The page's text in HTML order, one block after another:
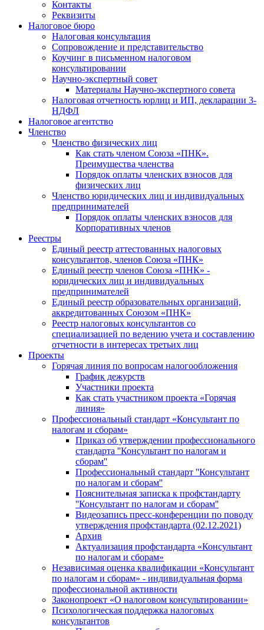
Контакты
Реквизиты
Налоговое бюро
Налоговая консультация
Cопровождение и представительство
Коучинг в письменном налоговом
консультировании
Научно-экспертный совет
Материалы Научно-экспертного совета
Налоговая отчетность юрлиц и ИП, декларации 3-
НДФЛ
Налоговое агентство
Членство
Членство физических лиц
Как стать членом Союза «ПНК».
Преимущества членства
Порядок оплаты членских взносов для
физических лиц
Членство юридических лиц и индивидуальных
предпринимателей
Порядок оплаты членских взносов для
Корпоративных членов
Реестры
Единый реестр аттестованных налоговых
консультантов, членов Союза «ПНК»
Единый реестр членов Союза «ПНК» -
юридических лиц и индивидуальных
предпринимателей
Единый реестр образовательных организаций,
аккредитованных Союзом «ПНК»
Реестр налоговых консультантов со
специализацией по ведению учета и составлению
отчетности в интересах третьих лиц
Проекты
Горячая линия по вопросам налогообложения
График дежурств
Участники проекта
Как стать участником проекта «Горячая
линия»
Профессиональный стандарт «Консультант по
налогам и сборам»
Приказ об утверждении профессионального
стандарта ''Консультант по налогам и
сборам''
Профессиональный стандарт ''Консультант
по налогам и сборам''
Пояснительная записка к профстандарту
''Консультант по налогам и сборам''
Видеозапись пресс-конференции по поводу
утверждения профстандарта (02.12.2021)
Архив
Актуализация профстандарта «Консультант
по налогам и сборам»
Независимая оценка квалификации «Консультант
по налогам и сборам» - индивидуальная форма
профессиональной активности
Законопроект «О налоговом консультировании»
Психологическая поддержка налоговых
консультантов